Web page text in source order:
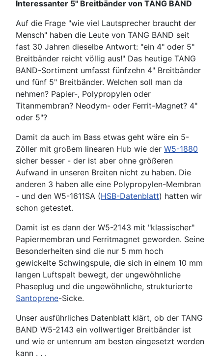
Interessanter 5" Breitbänder von TANG BAND
Auf die Frage "wie viel Lautsprecher braucht der
Mensch" haben die Leute von TANG BAND seit
fast 30 Jahren dieselbe Antwort: "ein 4" oder 5"
Breitbänder reicht völlig aus!" Das heutige TANG
BAND-Sortiment umfasst fünfzehn 4" Breitbänder
und fünf 5" Breitbänder. Welchen soll man da
nehmen? Papier-, Polypropylen oder
Titanmembran? Neodym- oder Ferrit-Magnet? 4"
oder 5"?
Damit da auch im Bass etwas geht wäre ein 5-
Zöller mit großem linearen Hub wie der W5-1880
sicher besser - der ist aber ohne größeren
Aufwand in unseren Breiten nicht zu haben. Die
anderen 3 haben alle eine Polypropylen-Membran
- und den W5-1611SA (HSB-Datenblatt) hatten wir
schon getestet.
Damit ist es dann der W5-2143 mit "klassischer"
Papiermembran und Ferritmagnet geworden. Seine
Besonderheiten sind die nur 5 mm hoch
gewickelte Schwingspule, die sich in einem 10 mm
langen Luftspalt bewegt, der ungewöhnliche
Phaseplug und die ungewöhnliche, strukturierte
Santoprene-Sicke.
Unser ausführliches Datenblatt klärt, ob der TANG
BAND W5-2143 ein vollwertiger Breitbänder ist
und wie er untenrum am besten eingesetzt werden
kann . . .